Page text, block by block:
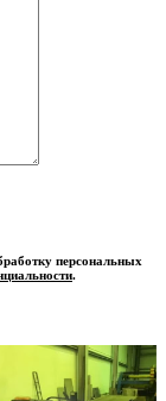
персональных
.